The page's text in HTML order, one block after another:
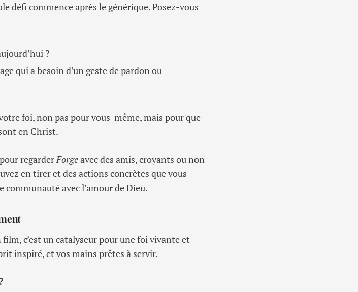
défi commence après le générique. Posez-vous
?
qui a besoin d’un geste de pardon ou
foi, non pas pour vous-même, mais pour que
en Christ.
regarderForgeavec des amis, croyants ou non
en tirer et des actions concrètes que vous
avec l’amour de Dieu.
film, c’est un catalyseur pour une foi vivante et
inspiré, et vos mains prêtes à servir.